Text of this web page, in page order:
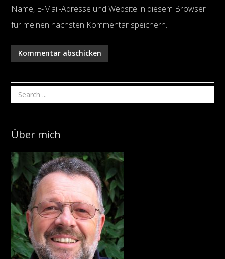
Name, E-Mail-Adresse und Website in diesem Browser
für meinen nächsten Kommentar speichern.
Über mich